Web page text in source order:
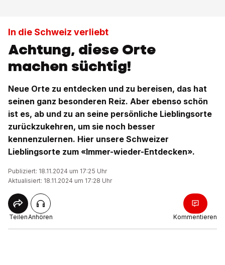
In die Schweiz verliebt
Achtung, diese Orte
machen süchtig!
Neue Orte zu entdecken und zu bereisen, das hat
seinen ganz besonderen Reiz. Aber ebenso schön
ist es, ab und zu an seine persönliche Lieblingsorte
zurückzukehren, um sie noch besser
kennenzulernen. Hier unsere Schweizer
Lieblingsorte zum «Immer-wieder-Entdecken».
Publiziert: 18.11.2024 um 17:25 Uhr
Aktualisiert: 18.11.2024 um 17:28 Uhr
TeilenAnhören Kommentieren